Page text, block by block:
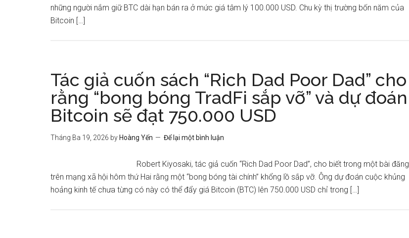
những người nắm giữ BTC dài hạn bán ra ở mức giá tâm lý 100.000 USD. Chu kỳ thị trường bốn năm của
Bitcoin […]
Tác giả cuốn sách “Rich Dad Poor Dad” cho
rằng “bong bóng TradFi sắp vỡ” và dự đoán
Bitcoin sẽ đạt 750.000 USD
Tháng Ba 19, 2026 by Hoàng Yến Để lại một bình luận
Robert Kiyosaki, tác giả cuốn “Rich Dad Poor Dad”, cho biết trong một bài đăng
trên mạng xã hội hôm thứ Hai rằng một “bong bóng tài chính” khổng lồ sắp vỡ. Ông dự đoán cuộc khủng
hoảng kinh tế chưa từng có này có thể đẩy giá Bitcoin (BTC) lên 750.000 USD chỉ trong […]